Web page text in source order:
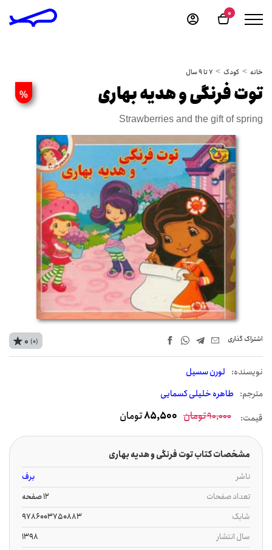
0
خانه کودک 7 تا 9 سال
% توت فرنگی و هدیه بهاری
Strawberries and the gift of spring
اشتراک‌ گذاری
نويسنده: لورن سسیل
مترجم: طاهره خلیلی کسمایی
0 (0)
قیمت: 90,000تومان 85,500تومان
مشخصات کتاب توت فرنگی و هدیه بهاری
ناشر
برف
تعداد صفحات
12 صفحه
شابک
9786003750883
سال انتشار
1398